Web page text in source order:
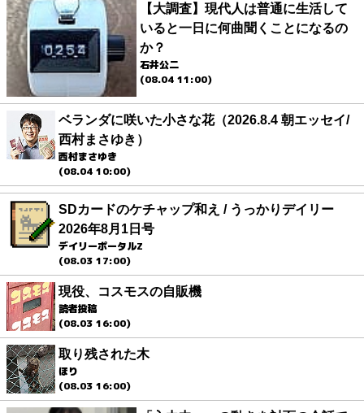
【大調査】現代人は普通に生活して
いると一日に何曲聞くことになるの
か？
石井公二
(08.04 11:00)
ベランダに咲いた小さな花（2026.8.4 朝エッセイ/
西村まさゆき）
西村まさゆき
(08.04 10:00)
SDカードのケチャップ和え / うっかりデイリー
2026年8月1日号
デイリーポータルZ
(08.03 17:00)
現役、コスモスの自販機
読者投稿
(08.03 16:00)
取り残された木
ほり
(08.03 16:00)